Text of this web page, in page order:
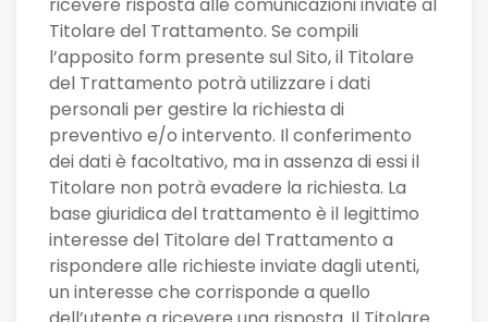
ricevere risposta alle comunicazioni inviate al
Titolare del Trattamento. Se compili
l’apposito form presente sul Sito, il Titolare
del Trattamento potrà utilizzare i dati
personali per gestire la richiesta di
preventivo e/o intervento. Il conferimento
dei dati è facoltativo, ma in assenza di essi il
Titolare non potrà evadere la richiesta. La
base giuridica del trattamento è il legittimo
interesse del Titolare del Trattamento a
rispondere alle richieste inviate dagli utenti,
un interesse che corrisponde a quello